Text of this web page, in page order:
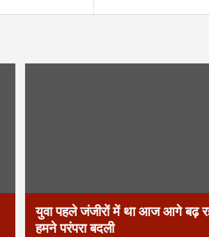
युवा पहले जंजीरों में था आज आगे बढ़
हमने परंपरा बदली